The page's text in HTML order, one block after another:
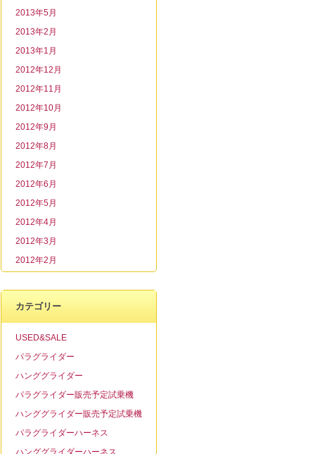
2013年5月
2013年2月
2013年1月
2012年12月
2012年11月
2012年10月
2012年9月
2012年8月
2012年7月
2012年6月
2012年5月
2012年4月
2012年3月
2012年2月
カテゴリー
USED&SALE
パラグライダー
ハンググライダー
パラグライダー販売予定試乗機
ハンググライダー販売予定試乗機
パラグライダーハーネス
ハンググライダーハーネス